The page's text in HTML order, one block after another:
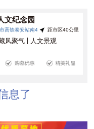
文纪念园
高铁泰安站南4公里萧大亨墓北邻
距市区40公里
风聚气 人文景观
息了